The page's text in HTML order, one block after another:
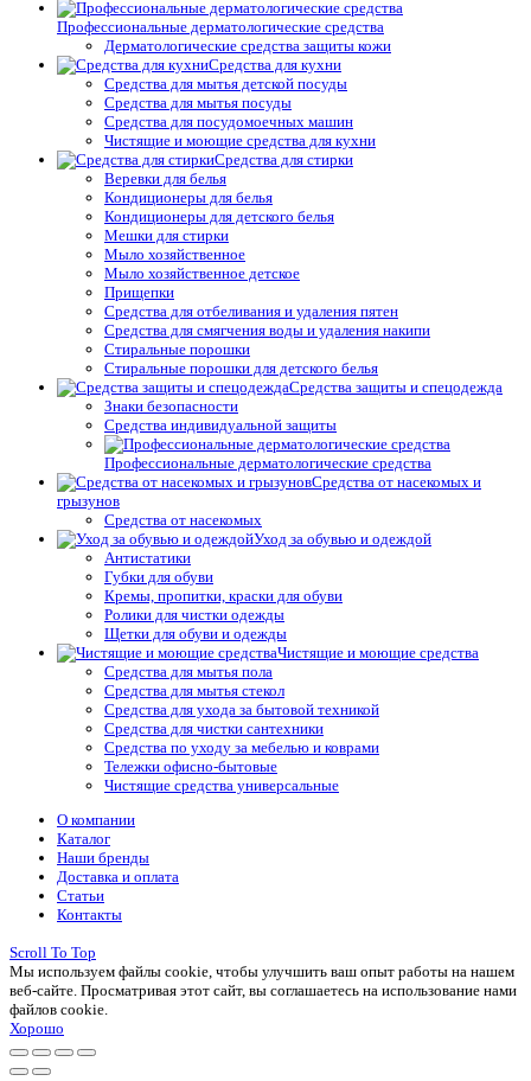
Профессиональные дерматологические средства
Дерматологические средства защиты кожи
Средства для кухни
Средства для мытья детской посуды
Средства для мытья посуды
Средства для посудомоечных машин
Чистящие и моющие средства для кухни
Средства для стирки
Веревки для белья
Кондиционеры для белья
Кондиционеры для детского белья
Мешки для стирки
Мыло хозяйственное
Мыло хозяйственное детское
Прищепки
Средства для отбеливания и удаления пятен
Средства для смягчения воды и удаления накипи
Стиральные порошки
Стиральные порошки для детского белья
Средства защиты и спецодежда
Знаки безопасности
Средства индивидуальной защиты
Профессиональные дерматологические средства
Средства от насекомых и
грызунов
Средства от насекомых
Уход за обувью и одеждой
Антистатики
Губки для обуви
Кремы, пропитки, краски для обуви
Ролики для чистки одежды
Щетки для обуви и одежды
Чистящие и моющие средства
Средства для мытья пола
Средства для мытья стекол
Средства для ухода за бытовой техникой
Средства для чистки сантехники
Средства по уходу за мебелью и коврами
Тележки офисно-бытовые
Чистящие средства универсальные
О компании
Каталог
Наши бренды
Доставка и оплата
Статьи
Контакты
Scroll To Top
Мы используем файлы cookie, чтобы улучшить ваш опыт работы на нашем
веб-сайте. Просматривая этот сайт, вы соглашаетесь на использование нами
файлов cookie.
Хорошо